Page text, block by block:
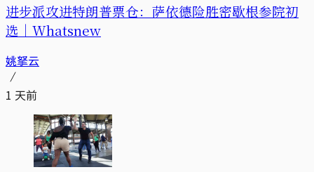
进步派攻进特朗普票仓：萨依德险胜密歇根参院初
选｜Whatsnew
姚拏云
1 天前